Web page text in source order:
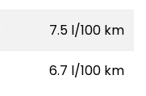
7.5 l/100 km
6.7 l/100 km